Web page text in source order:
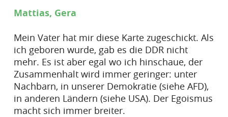
Mattias, Gera
Mein Vater hat mir diese Karte zugeschickt. Als
ich geboren wurde, gab es die DDR nicht
mehr. Es ist aber egal wo ich hinschaue, der
Zusammenhalt wird immer geringer: unter
Nachbarn, in unserer Demokratie (siehe AFD),
in anderen Ländern (siehe USA). Der Egoismus
macht sich immer breiter.